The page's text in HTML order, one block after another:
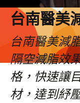
台南醫美
台南醫美減
隔空減脂效
格，快速讓
材，達到紓